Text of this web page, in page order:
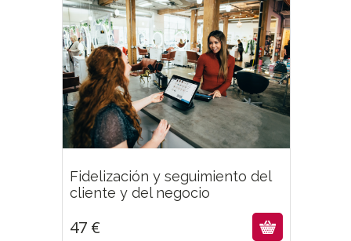
Fidelización y seguimiento del
cliente y del negocio
47 €
47€